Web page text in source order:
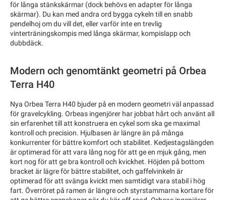
för långa stänkskärmar (dock behövs en adapter för långa
skärmar). Du kan med andra ord bygga cykeln till en snabb
pendelhoj om du vill det, eller varför inte en trevlig
vinterträningskompis med långa skärmar, kompislapp och
dubbdäck.
Modern och genomtänkt geometri på Orbea
Terra H40
Nya Orbea Terra H40 bjuder på en modern geometri väl anpassad
för gravelcykling. Orbeas ingenjörer har jobbat hårt och använt all
sin erfarenhet till att konstruera en cykel som ska ge maximal
kontroll och precision. Hjulbasen är längre än på många
konkurrenter för bättre komfort och stabilitet. Kedjestagslängden
är optimerad för att vara lång nog för att ge en mjuk gång, men
kort nog för att ge bra kontroll och kvickhet. Höjden på bottom
bracket är lägre för bättre stabilitet, och gaffelvinkeln är
optimerad för att svänga kvickt men samtidigt vara stabil i hög
fart. Överröret på ramen är längre och styrstammarna kortare för